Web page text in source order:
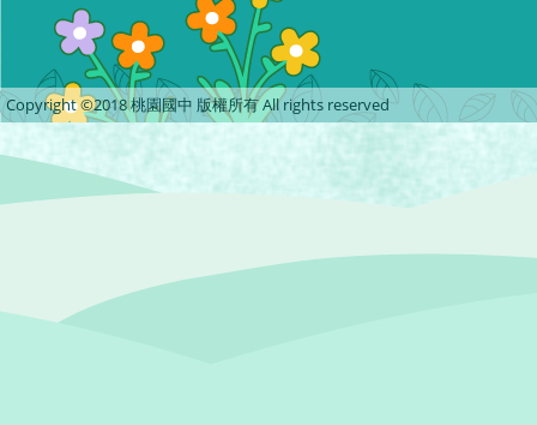
Copyright ©2018 桃園國中 版權所有 All rights reserved